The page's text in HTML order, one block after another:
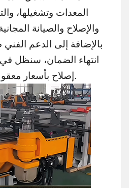
المعدات وتشغيلها،
والإصلاح والصيانة
بالإضافة إلى الدعم
انتهاء الضمان، سنظل
إصلاح بأسعار معقولة وتوفير قطع الغيار.